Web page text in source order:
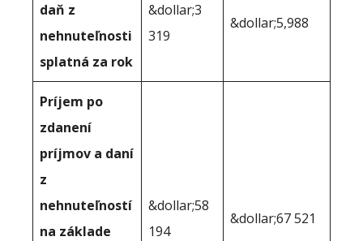
daň z
nehnuteľnosti
splatná za rok
&dollar;3
319
&dollar;5,988
Príjem po
zdanení
príjmov a daní
z
nehnuteľností
na základe
&dollar;58
194
&dollar;67 521